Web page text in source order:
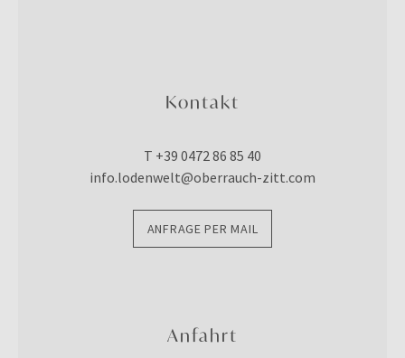
Kontakt
T +39 0472 86 85 40
info.lodenwelt@oberrauch-zitt.com
ANFRAGE PER MAIL
Anfahrt